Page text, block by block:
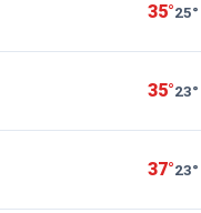
35°25°
35°23°
37°23°